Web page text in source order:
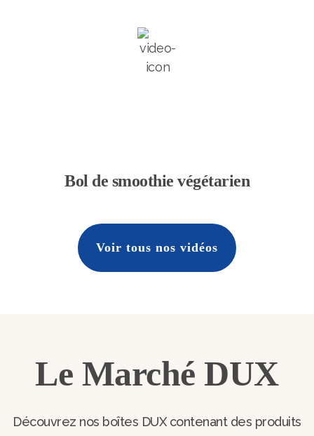
Bol de smoothie végétarien
Voir tous nos vidéos
Le Marché DUX
Découvrez nos boîtes DUX contenant des produits